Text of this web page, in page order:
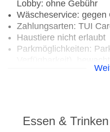
Lobby: ohne Gebühr
Wäscheservice: gegen
Zahlungsarten: TUI
Haustiere nicht erlaubt
Parkmöglichkeiten:
Landeskategorie: 4
Essen & Trinken